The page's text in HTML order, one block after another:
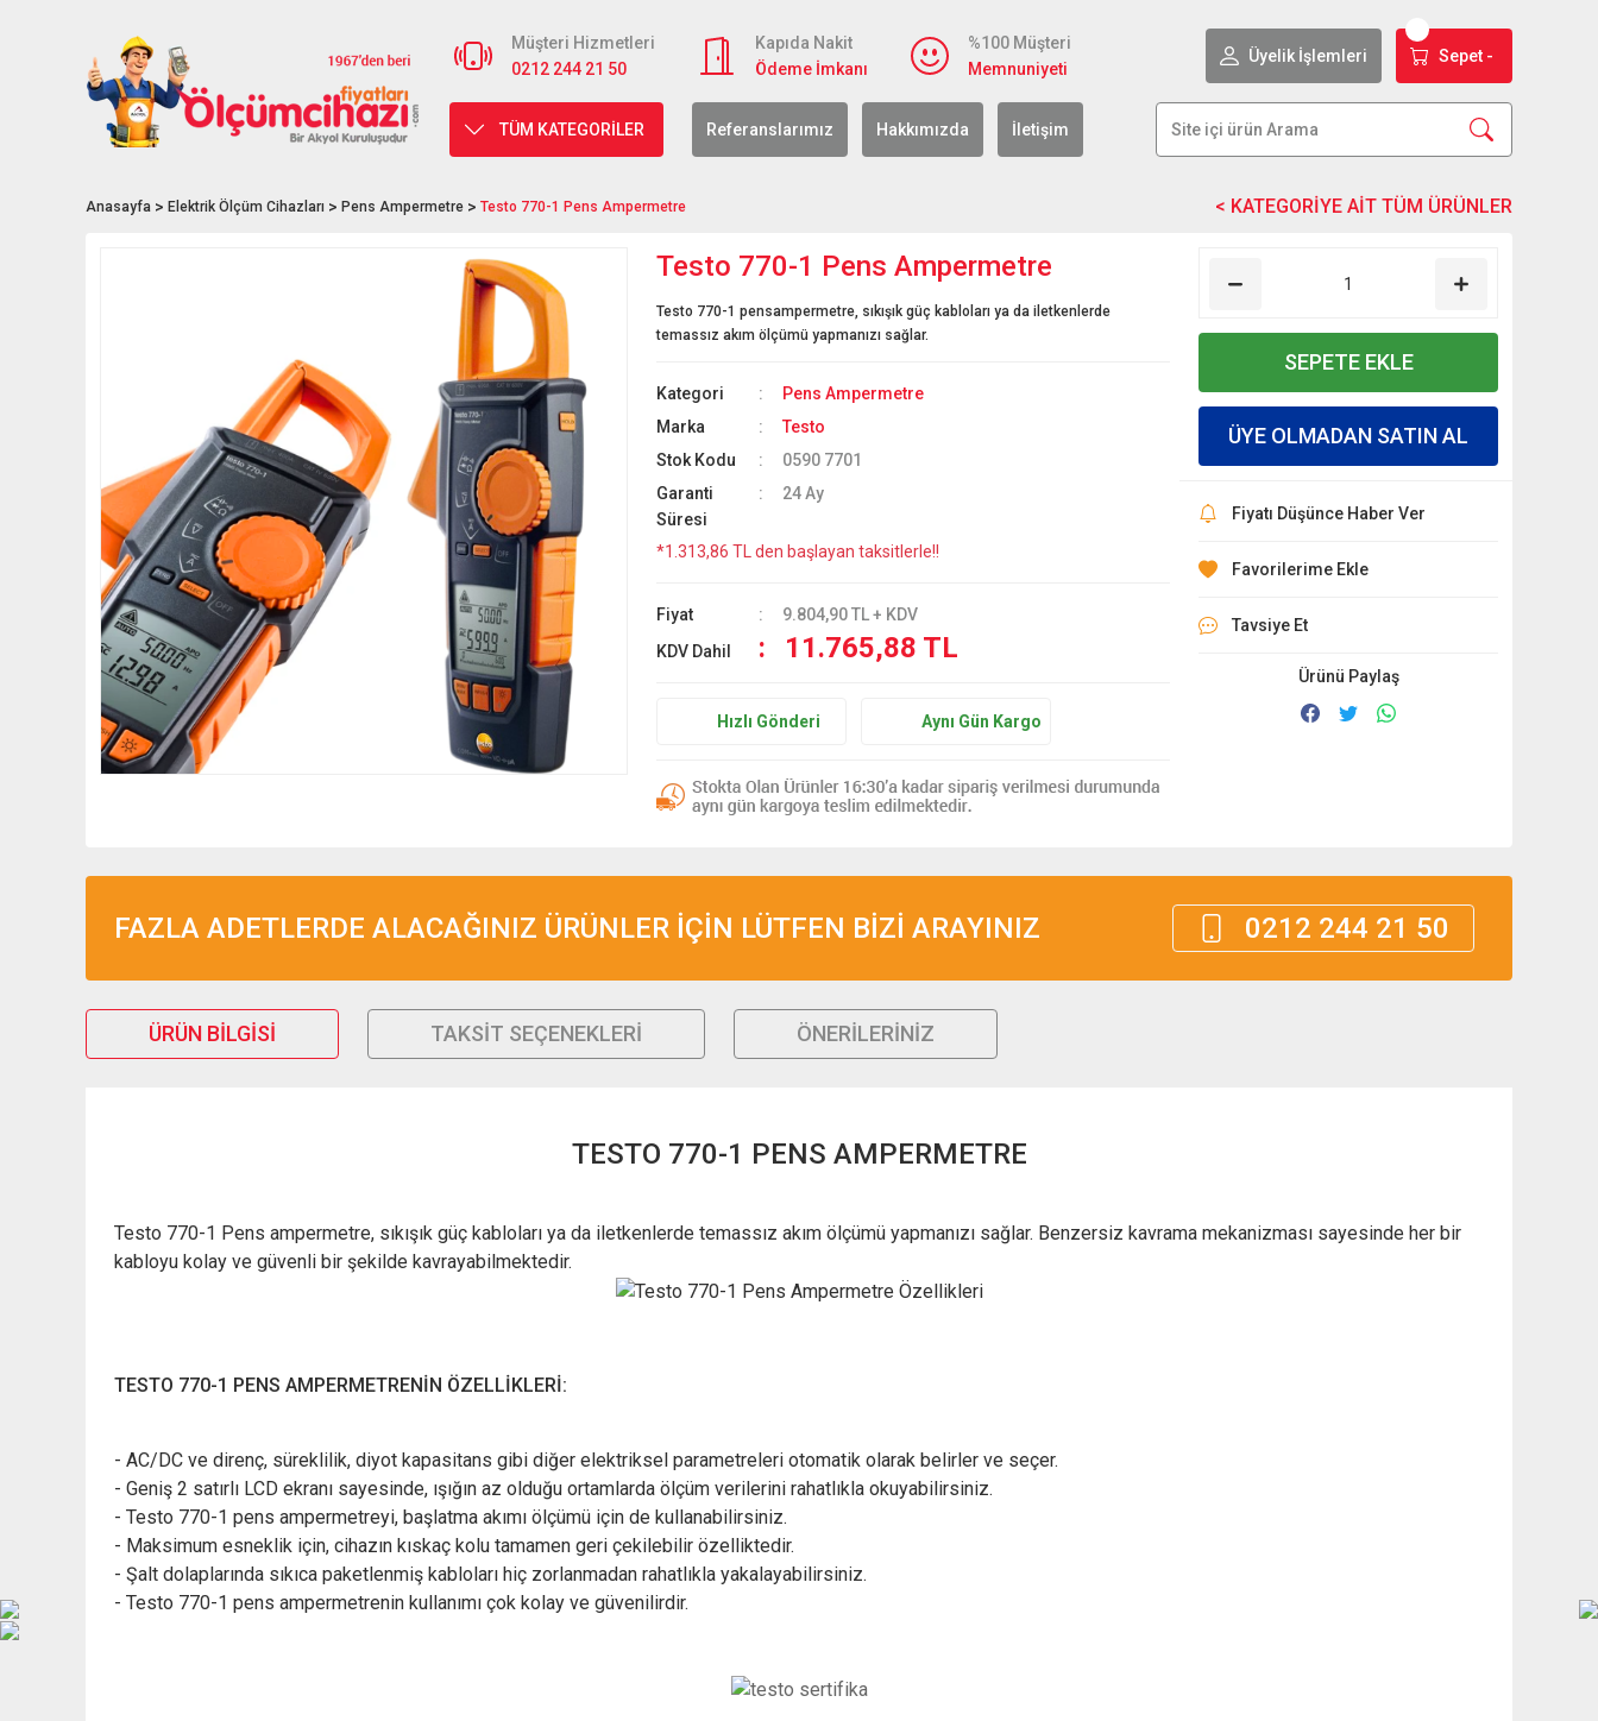
Müşteri Hizmetleri
0212 244 21 50
Kapıda Nakit
Ödeme İmkanı
%100 Müşteri
Memnuniyeti
Üyelik İşlemleri Sepet -
TÜM KATEGORİLER Referanslarımız Hakkımızda İletişim
Anasayfa Elektrik Ölçüm Cihazları Pens Ampermetre Testo 770-1 Pens Ampermetre
Testo 770-1 Pens Ampermetre
Testo 770-1 pensampermetre, sıkışık güç kabloları ya da iletkenlerde
temassız akım ölçümü yapmanızı sağlar.
Kategori
Pens Ampermetre
Marka
Testo
Stok Kodu
0590 7701
Garanti
Süresi
24 Ay
*1.313,86 TL den başlayan taksitlerle!!
Fiyat
9.804,90 TL + KDV
KDV Dahil
11.765,88 TL
Hızlı Gönderi Aynı Gün Kargo
SEPETE EKLE
ÜYE OLMADAN SATIN AL
Fiyatı Düşünce Haber Ver
Tavsiye Et
Ürünü Paylaş
FAZLA ADETLERDE ALACAĞINIZ ÜRÜNLER İÇİN LÜTFEN BİZİ ARAYINIZ 0212 244 21 50
ÜRÜN BILGISI TAKSIT SEÇENEKLERI ÖNERILERINIZ
TESTO 770-1 PENS AMPERMETRE
Testo 770-1 Pens ampermetre, sıkışık güç kabloları ya da iletkenlerde temassız akım ölçümü yapmanızı sağlar. Benzersiz kavrama mekanizması sayesinde her bir
kabloyu kolay ve güvenli bir şekilde kavrayabilmektedir.
TESTO 770-1 PENS AMPERMETRENİN ÖZELLİKLERİ:
- AC/DC ve direnç, süreklilik, diyot kapasitans gibi diğer elektriksel parametreleri otomatik olarak belirler ve seçer.
- Geniş 2 satırlı LCD ekranı sayesinde, ışığın az olduğu ortamlarda ölçüm verilerini rahatlıkla okuyabilirsiniz.
- Testo 770-1 pens ampermetreyi, başlatma akımı ölçümü için de kullanabilirsiniz.
- Maksimum esneklik için, cihazın kıskaç kolu tamamen geri çekilebilir özelliktedir.
- Şalt dolaplarında sıkıca paketlenmiş kabloları hiç zorlanmadan rahatlıkla yakalayabilirsiniz.
- Testo 770-1 pens ampermetrenin kullanımı çok kolay ve güvenilirdir.